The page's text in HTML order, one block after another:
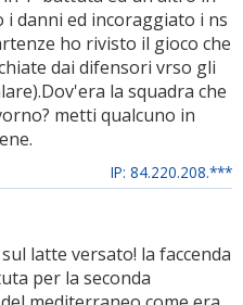
danni ed incoraggiato i ns
ho rivisto il gioco che
dai difensori vrso gli
la squadra che
metti qualcuno in
IP: 84.220.208.***
latte versato! la faccenda
per la seconda